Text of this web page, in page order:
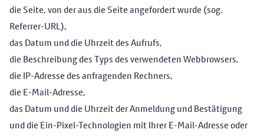
die Seite, von der aus die Seite angefordert wurde (sog.
Referrer-URL),
das Datum und die Uhrzeit des Aufrufs,
die Beschreibung des Typs des verwendeten Webbrowsers,
die IP-Adresse des anfragenden Rechners,
die E-Mail-Adresse,
das Datum und die Uhrzeit der Anmeldung und Bestätigung
und die Ein-Pixel-Technologien mit Ihrer E-Mail-Adresse oder